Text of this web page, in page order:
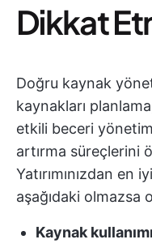
Dikkat
Doğru kaynak
kaynakları
etkili beceri
artırma süreçlerini
Yatırımınızdan en
aşağıdaki olmazsa
Kaynak